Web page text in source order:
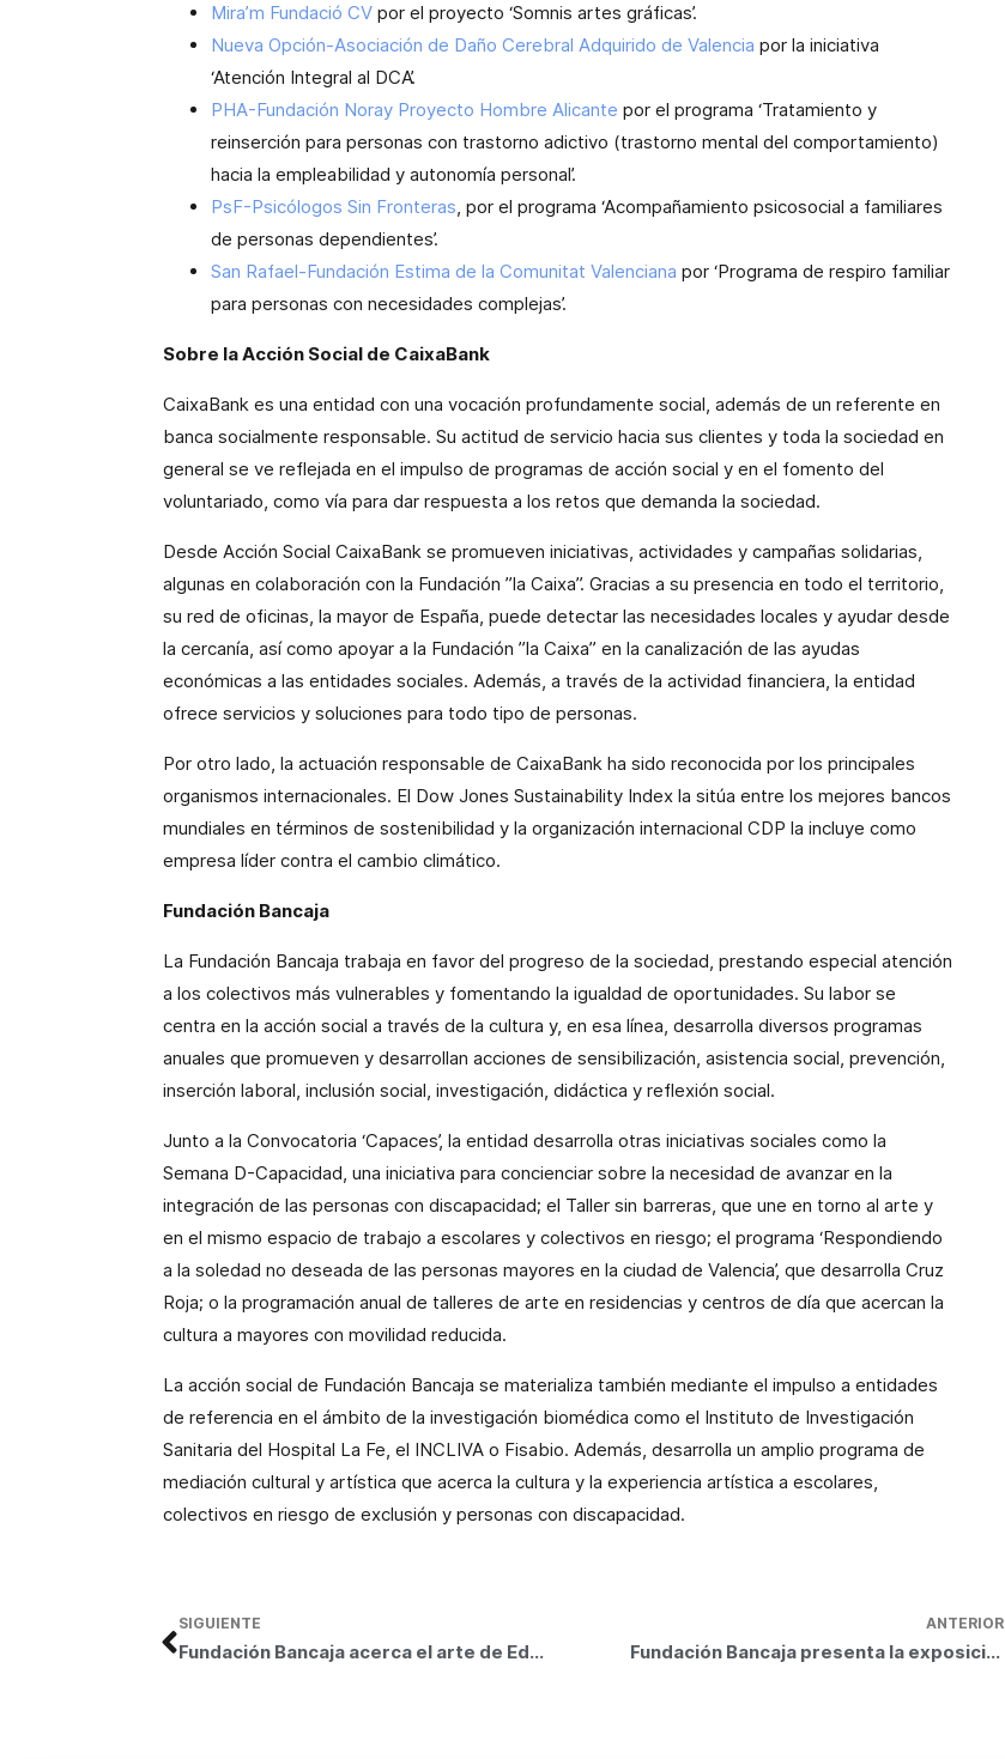
Mira’m Fundació CV por el proyecto ‘Somnis artes gráficas’.
Nueva Opción-Asociación de Daño Cerebral Adquirido de Valencia por la iniciativa
‘Atención Integral al DCA’.
PHA-Fundación Noray Proyecto Hombre Alicante por el programa ‘Tratamiento y
reinserción para personas con trastorno adictivo (trastorno mental del comportamiento)
hacia la empleabilidad y autonomía personal’.
PsF-Psicólogos Sin Fronteras, por el programa ‘Acompañamiento psicosocial a familiares
de personas dependientes’.
San Rafael-Fundación Estima de la Comunitat Valenciana por ‘Programa de respiro familiar
para personas con necesidades complejas’.
Sobre la Acción Social de CaixaBank
CaixaBank es una entidad con una vocación profundamente social, además de un referente en
banca socialmente responsable. Su actitud de servicio hacia sus clientes y toda la sociedad en
general se ve reflejada en el impulso de programas de acción social y en el fomento del
voluntariado, como vía para dar respuesta a los retos que demanda la sociedad.
Desde Acción Social CaixaBank se promueven iniciativas, actividades y campañas solidarias,
algunas en colaboración con la Fundación ”la Caixa”. Gracias a su presencia en todo el territorio,
su red de oficinas, la mayor de España, puede detectar las necesidades locales y ayudar desde
la cercanía, así como apoyar a la Fundación ”la Caixa” en la canalización de las ayudas
económicas a las entidades sociales. Además, a través de la actividad financiera, la entidad
ofrece servicios y soluciones para todo tipo de personas.
Por otro lado, la actuación responsable de CaixaBank ha sido reconocida por los principales
organismos internacionales. El Dow Jones Sustainability Index la sitúa entre los mejores bancos
mundiales en términos de sostenibilidad y la organización internacional CDP la incluye como
empresa líder contra el cambio climático.
Fundación Bancaja
La Fundación Bancaja trabaja en favor del progreso de la sociedad, prestando especial atención
a los colectivos más vulnerables y fomentando la igualdad de oportunidades. Su labor se
centra en la acción social a través de la cultura y, en esa línea, desarrolla diversos programas
anuales que promueven y desarrollan acciones de sensibilización, asistencia social, prevención,
inserción laboral, inclusión social, investigación, didáctica y reflexión social.
Junto a la Convocatoria ‘Capaces’, la entidad desarrolla otras iniciativas sociales como la
Semana D-Capacidad, una iniciativa para concienciar sobre la necesidad de avanzar en la
integración de las personas con discapacidad; el Taller sin barreras, que une en torno al arte y
en el mismo espacio de trabajo a escolares y colectivos en riesgo; el programa ‘Respondiendo
a la soledad no deseada de las personas mayores en la ciudad de Valencia’, que desarrolla Cruz
Roja; o la programación anual de talleres de arte en residencias y centros de día que acercan la
cultura a mayores con movilidad reducida.
La acción social de Fundación Bancaja se materializa también mediante el impulso a entidades
de referencia en el ámbito de la investigación biomédica como el Instituto de Investigación
Sanitaria del Hospital La Fe, el INCLIVA o Fisabio. Además, desarrolla un amplio programa de
mediación cultural y artística que acerca la cultura y la experiencia artística a escolares,
colectivos en riesgo de exclusión y personas con discapacidad.
ANTERIOR
Fundación Bancaja presenta la exposición María Aranguren. Génesis
SIGUIENTE
Fundación Bancaja acerca el arte de Eduardo Arroyo a más de 2.000 personas con discapacidad y en riesgo de exclusión